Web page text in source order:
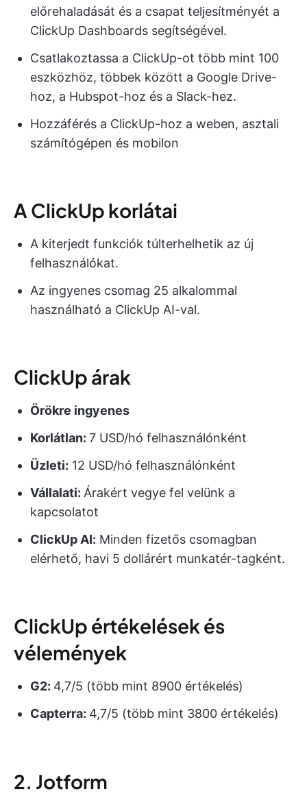
előrehaladását és a csapat teljesítményét a
ClickUp Dashboards segítségével.
Csatlakoztassa a ClickUp-ot több mint 100
eszközhöz, többek között a Google Drive-
hoz, a Hubspot-hoz és a Slack-hez.
Hozzáférés a ClickUp-hoz a weben, asztali
számítógépen és mobilon
A ClickUp korlátai
A kiterjedt funkciók túlterhelhetik az új
felhasználókat.
Az ingyenes csomag 25 alkalommal
használható a ClickUp AI-val.
ClickUp árak
Örökre ingyenes
Korlátlan: 7 USD/hó felhasználónként
Üzleti: 12 USD/hó felhasználónként
Vállalati: Árakért vegye fel velünk a
kapcsolatot
ClickUp AI: Minden fizetős csomagban
elérhető, havi 5 dollárért munkatér-tagként.
ClickUp értékelések és
vélemények
G2: 4,7/5 (több mint 8900 értékelés)
Capterra: 4,7/5 (több mint 3800 értékelés)
2. Jotform